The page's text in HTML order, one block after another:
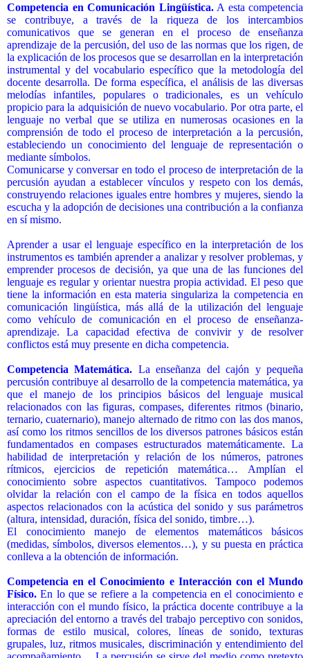
Competencia en Comunicación Lingüística.A esta competencia
se contribuye, a través de la riqueza de los intercambios
comunicativos que se generan en el proceso de enseñanza
aprendizaje de la percusión, del uso de las normas que los rigen, de
la explicación de los procesos que se desarrollan en la interpretación
instrumental y del vocabulario específico que la metodología del
docente desarrolla. De forma específica, el análisis de las diversas
melodías infantiles, populares o tradicionales, es un vehículo
propicio para la adquisición de nuevo vocabulario. Por otra parte, el
lenguaje no verbal que se utiliza en numerosas ocasiones en la
comprensión de todo el proceso de interpretación a la percusión,
estableciendo un conocimiento del lenguaje de representación o
mediante símbolos.
Comunicarse y conversar en todo el proceso de interpretación de la
percusión ayudan a establecer vínculos y respeto con los demás,
construyendo relaciones iguales entre hombres y mujeres, siendo la
escucha y la adopción de decisiones una contribución a la confianza
en sí mismo.
Aprender a usar el lenguaje específico en la interpretación de los
instrumentos es también aprender a analizar y resolver problemas, y
emprender procesos de decisión, ya que una de las funciones del
lenguaje es regular y orientar nuestra propia actividad. El peso que
tiene la información en esta materia singulariza la competencia en
comunicación lingüística, más allá de la utilización del lenguaje
como vehículo de comunicación en el proceso de enseñanza-
aprendizaje. La capacidad efectiva de convivir y de resolver
conflictos está muy presente en dicha competencia.
Competencia Matemática. La enseñanza del cajón y pequeña
percusión contribuye al desarrollo de la competencia matemática, ya
que el manejo de los principios básicos del lenguaje musical
relacionados con las figuras, compases, diferentes ritmos (binario,
ternario, cuaternario), manejo alternado de ritmo con las dos manos,
así como los ritmos sencillos de los diversos patrones básicos están
fundamentados en compases estructurados matemáticamente. La
habilidad de interpretación y relación de los números, patrones
rítmicos, ejercicios de repetición matemática… Amplían el
conocimiento sobre aspectos cuantitativos. Tampoco podemos
olvidar la relación con el campo de la física en todos aquellos
aspectos relacionados con la acústica del sonido y sus parámetros
(altura, intensidad, duración, física del sonido, timbre…).
El conocimiento manejo de elementos matemáticos básicos
(medidas, símbolos, diversos elementos…), y su puesta en práctica
conlleva a la obtención de información.
Competencia en el Conocimiento e Interacción con el Mundo
Físico.En lo que se refiere a la competencia en el conocimiento e
interacción con el mundo físico, la práctica docente contribuye a la
apreciación del entorno a través del trabajo perceptivo con sonidos,
formas de estilo musical, colores, líneas de sonido, texturas
grupales, luz, ritmos musicales, discriminación y entendimiento del